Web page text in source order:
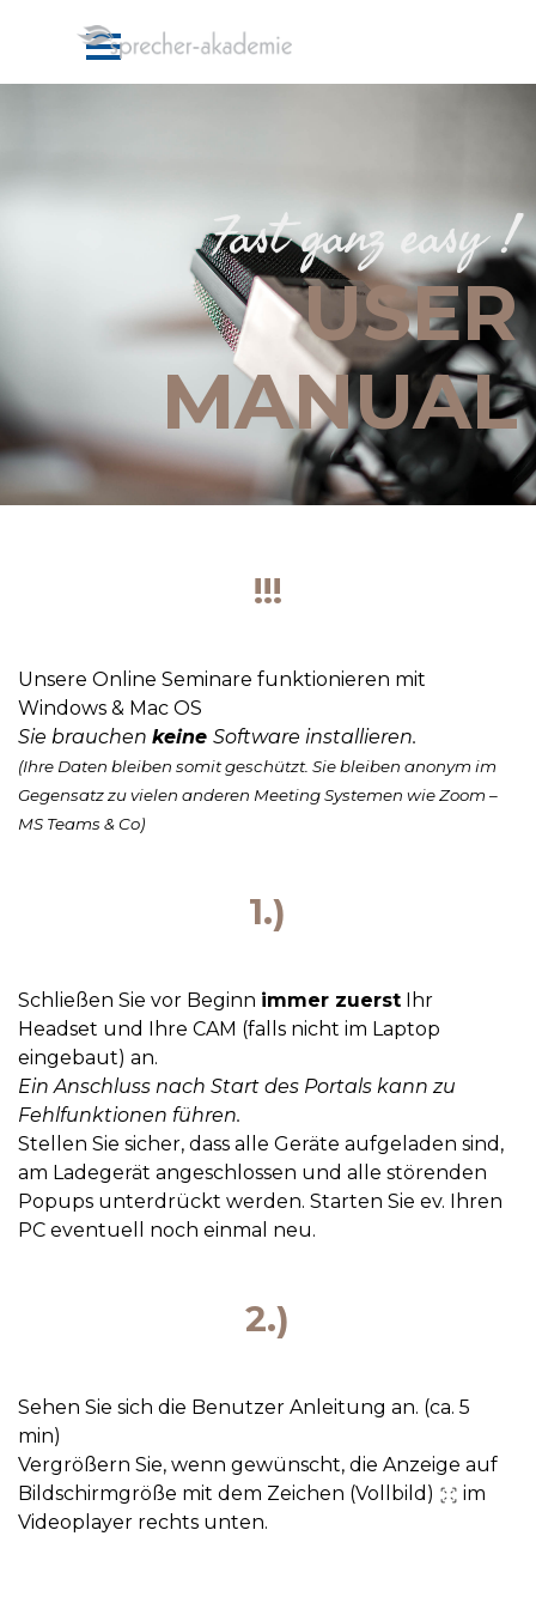
Fast ganz easy !
USER
MANUAL
!!!
Unsere Online Seminare funktionieren mit
Windows & Mac OS
Sie brauchen keine Software installieren.
(Ihre Daten bleiben somit geschützt. Sie bleiben anonym im
Gegensatz zu vielen anderen Meeting Systemen wie Zoom –
MS Teams & Co)
1.)
Schließen Sie vor Beginn immer zuerst Ihr
Headset und Ihre CAM (falls nicht im Laptop
eingebaut) an.
Ein Anschluss nach Start des Portals kann zu
Fehlfunktionen führen.
Stellen Sie sicher, dass alle Geräte aufgeladen sind,
am Ladegerät angeschlossen und alle störenden
Popups unterdrückt werden. Starten Sie ev. Ihren
PC eventuell noch einmal neu.
2.)
Sehen Sie sich die Benutzer Anleitung an. (ca. 5
min)
Vergrößern Sie, wenn gewünscht, die Anzeige auf
Bildschirmgröße mit dem Zeichen (Vollbild)
im
Videoplayer rechts unten.